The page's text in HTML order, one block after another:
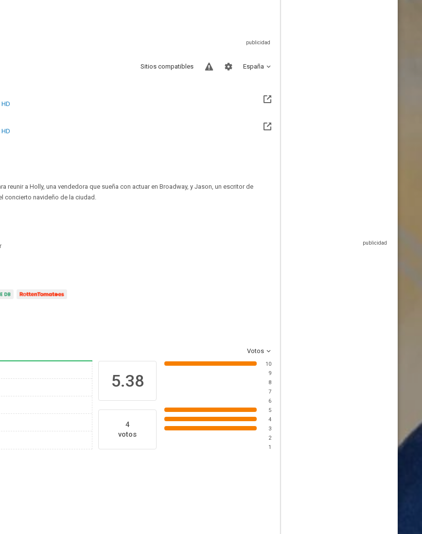
España
Sitios compatibles
HD
HD
reunir a Holly, una vendedora que sueña con actuar en Broadway, y Jason, un escritor de
concierto navideño de la ciudad.
Votos
5.38
4
votos
10
9
8
7
6
5
4
3
2
1